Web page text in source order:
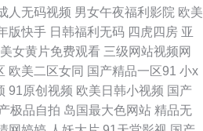
人无码视频 男女午夜福利影院 欧美
版快手 日韩福利无码 四虎四房 亚
美女黄片免费观看 三级网站视频网
欧美二区女同 国产精品一区91 小x
91原创视频 欧美日韩小视频 国产
极品自拍 岛国最大色网站 精品无